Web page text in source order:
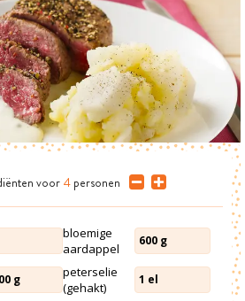
voor 4 personen
bloemige
aardappel
600 g
g
peterselie
(gehakt)
1 el